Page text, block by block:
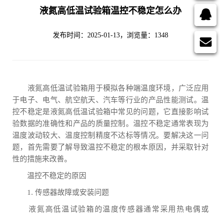
液氮高低温试验箱温控不稳定怎么办
发布时间：2025-01-13，浏览量：1348
液氮高低温试验箱用于模拟各种端温度环境，广泛应用
于电子、电气、航空航天、汽车等行业的产品性能测试。温
控不稳定是液氮高低温试验箱中常见的问题，它直接影响试
验数据的准确性和产品的质量控制。温控不稳定通常表现为
温度波动较大、温度控制精度不达标等情况。要解决这一问
题，首先需要了解导致温控不稳定的根本原因，并采取针对
性的措施来改善。
温控不稳定的原因
1. 传感器故障或安装问题
液氮高低温试验箱的温度传感器通常采用热电偶或